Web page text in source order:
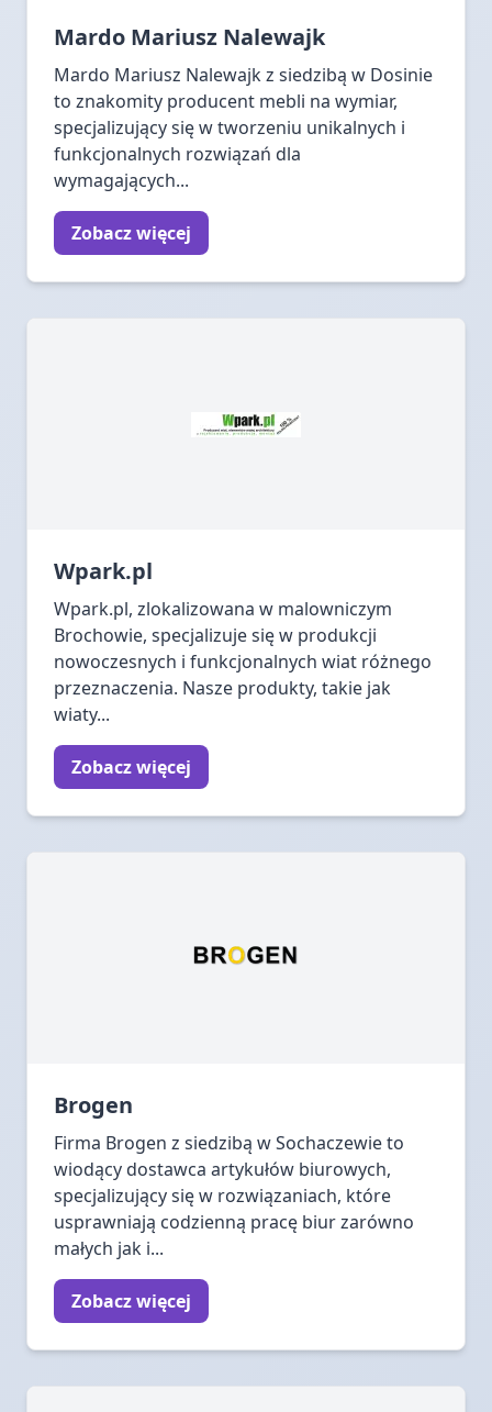
Mardo Mariusz Nalewajk
Mardo Mariusz Nalewajk z siedzibą w Dosinie
to znakomity producent mebli na wymiar,
specjalizujący się w tworzeniu unikalnych i
funkcjonalnych rozwiązań dla
wymagających...
Zobacz więcej
Wpark.pl
Wpark.pl, zlokalizowana w malowniczym
Brochowie, specjalizuje się w produkcji
nowoczesnych i funkcjonalnych wiat różnego
przeznaczenia. Nasze produkty, takie jak
wiaty...
Zobacz więcej
Brogen
Firma Brogen z siedzibą w Sochaczewie to
wiodący dostawca artykułów biurowych,
specjalizujący się w rozwiązaniach, które
usprawniają codzienną pracę biur zarówno
małych jak i...
Zobacz więcej